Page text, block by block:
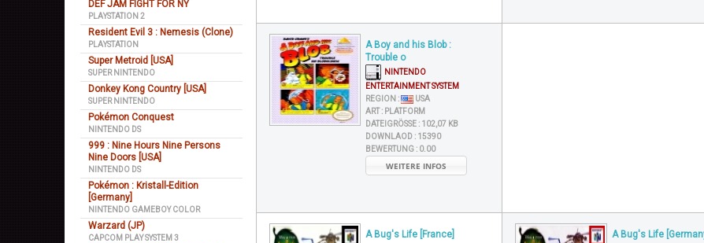
DEF JAM FIGHT FOR NY
PLAYSTATION 2
Resident Evil 3 : Nemesis (Clone)
PLAYSTATION
Super Metroid [USA]
SUPER NINTENDO
Donkey Kong Country [USA]
SUPER NINTENDO
Pokémon Conquest
NINTENDO DS
999 : Nine Hours Nine Persons
Nine Doors [USA]
NINTENDO DS
Pokémon : Kristall-Edition
[Germany]
NINTENDO GAMEBOY COLOR
Warzard (JP)
CAPCOM PLAY SYSTEM 3
A Boy and his Blob :
Trouble o
NINTENDO
ENTERTAINMENT SYSTEM
REGION :
USA
ART : PLATFORM
DATEIGRÖSSE : 102,07 KB
DOWNLAOD : 15390
BEWERTUNG : 0.00
WEITERE INFOS
A Bug's Life [France] A Bug's Life